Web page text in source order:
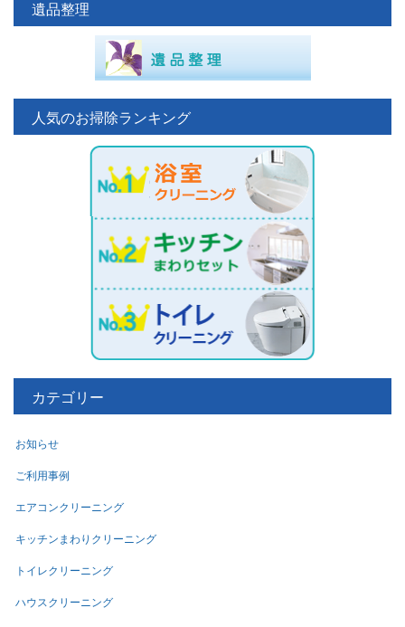
遺品整理
人気のお掃除ランキング
カテゴリー
お知らせ
ご利用事例
エアコンクリーニング
キッチンまわりクリーニング
トイレクリーニング
ハウスクリーニング